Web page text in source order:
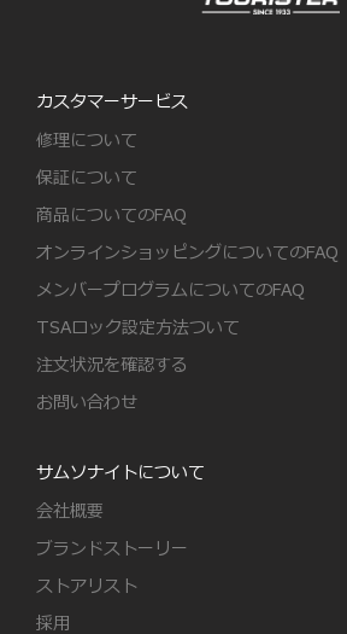
カスタマーサービス
修理について
保証について
商品についてのFAQ
オンラインショッピングについてのFAQ
メンバープログラムについてのFAQ
TSAロック設定方法ついて
注文状況を確認する
お問い合わせ
サムソナイトについて
会社概要
ブランドストーリー
ストアリスト
採用